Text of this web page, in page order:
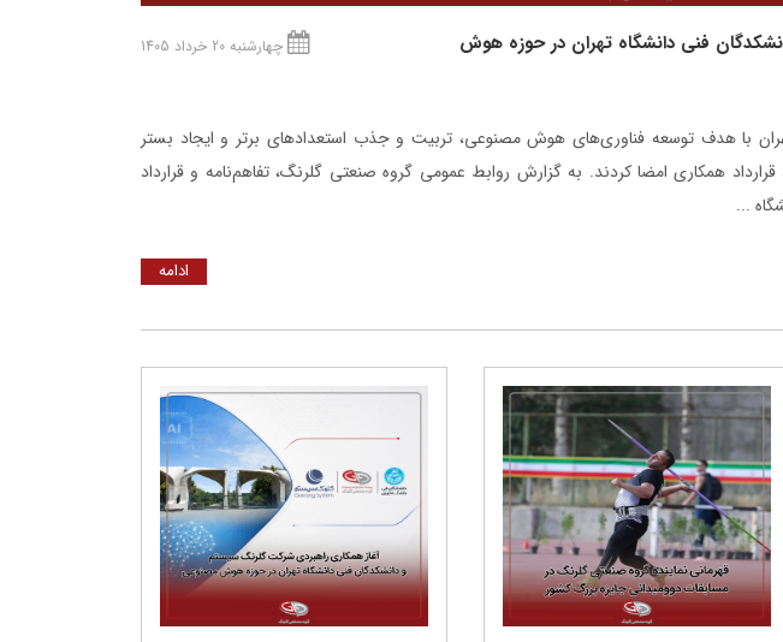
فنی دانشگاه تهران در حوزه هوش
چهارشنبه 20 خرداد 1405
با هدف توسعه فناوری‌های هوش مصنوعی، تربیت و جذب استعدادهای برتر و ایجاد بستر
همکاری امضا کردند. به گزارش روابط عمومی گروه صنعتی گلرنگ، تفاهم‌نامه و قرارداد
...
ادامه